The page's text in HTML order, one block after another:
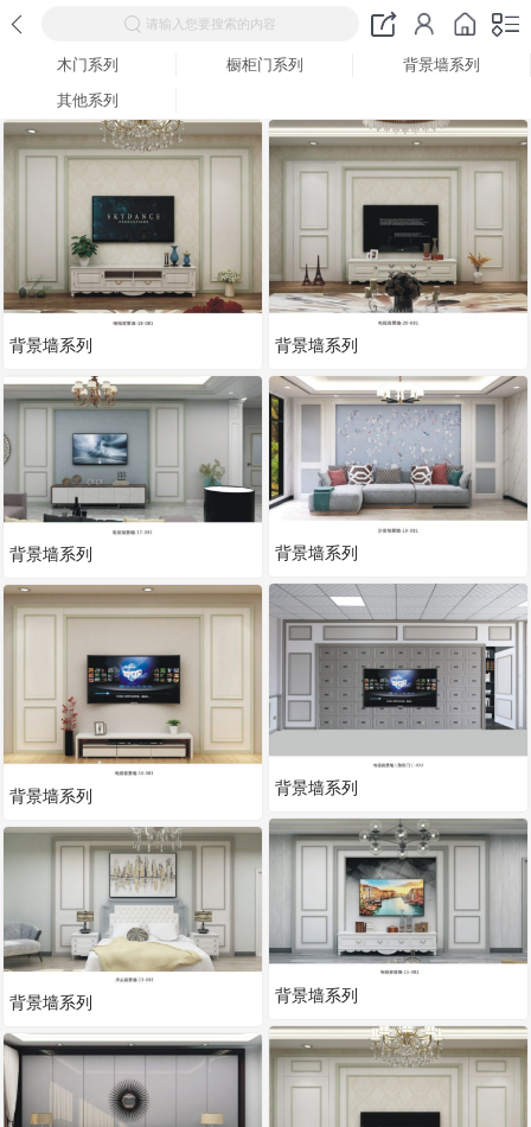
请输入您要搜索的内容
木门系列 橱柜门系列
背景墙系列
其他系列
背景墙系列
背景墙系列
背景墙系列
背景墙系列
背景墙系列
背景墙系列
背景墙系列
背景墙系列